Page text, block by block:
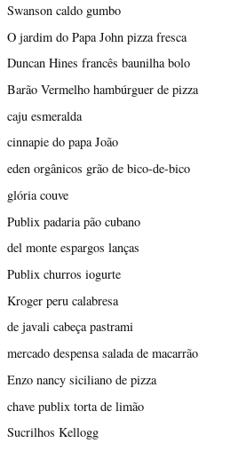
Swanson caldo gumbo
O jardim do Papa John pizza fresca
Duncan Hines francês baunilha bolo
Barão Vermelho hambúrguer de pizza
caju esmeralda
cinnapie do papa João
eden orgânicos grão de bico-de-bico
glória couve
Publix padaria pão cubano
del monte espargos lanças
Publix churros iogurte
Kroger peru calabresa
de javali cabeça pastrami
mercado despensa salada de macarrão
Enzo nancy siciliano de pizza
chave publix torta de limão
Sucrilhos Kellogg